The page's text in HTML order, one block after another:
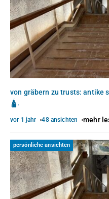
von gräbern zu trusts: antike
🛕.
vor 1 jahr 48 ansichten mehr
persönliche ansichten